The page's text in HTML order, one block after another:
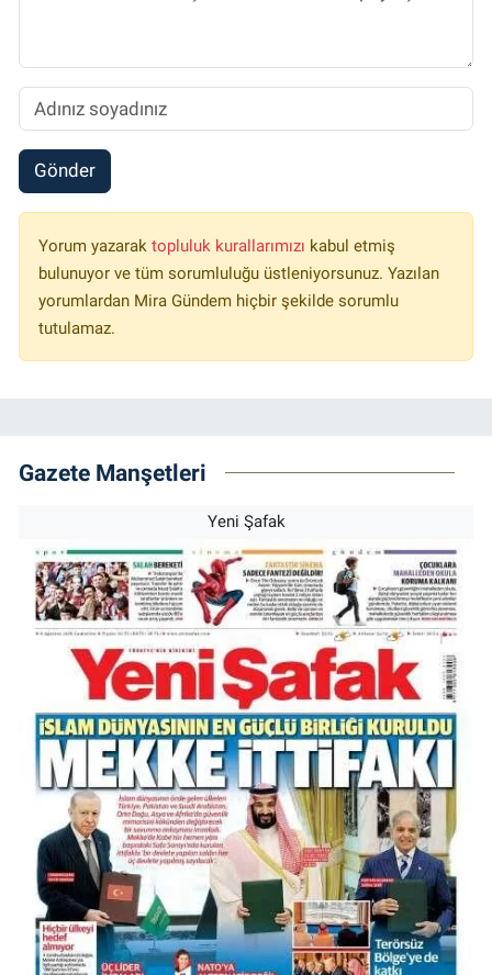
Gönder
Yorum yazarak topluluk kurallarımızı kabul etmiş
bulunuyor ve tüm sorumluluğu üstleniyorsunuz. Yazılan
yorumlardan Mira Gündem hiçbir şekilde sorumlu
tutulamaz.
Gazete Manşetleri
Yeni Şafak